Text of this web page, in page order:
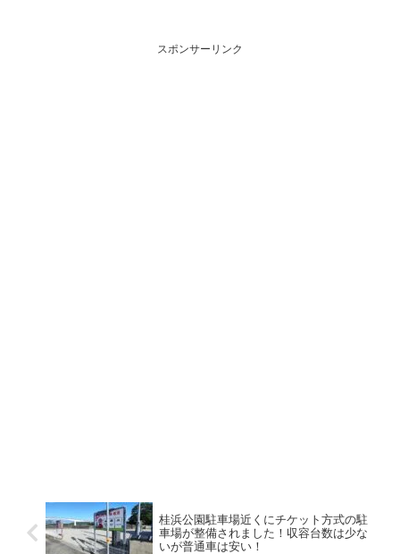
スポンサーリンク
桂浜公園駐車場近くにチケット方式の駐
車場が整備されました！収容台数は少な
いが普通車は安い！